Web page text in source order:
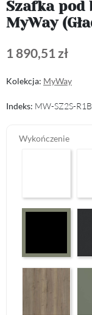
Szafka pod
MyWay
1 890,51 zł
Kolekcja: MyWay
Indeks: MW-SZ2S-
Wykończenie